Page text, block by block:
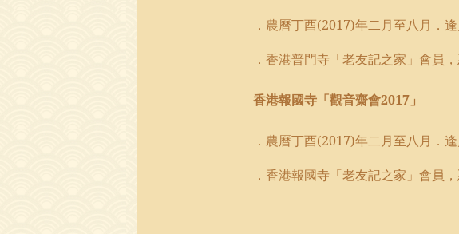
．農曆丁酉(2017)年二月至八月．
．香港普門寺「老友記之家」會員
香港報國寺「觀音齋會2017」
．農曆丁酉(2017)年二月至八月．
．香港報國寺「老友記之家」會員